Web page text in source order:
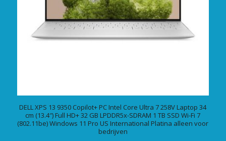
DELL XPS 13 9350 Copilot+ PC Intel Core Ultra 7 258V Laptop 34
cm (13.4″) Full HD+ 32 GB LPDDR5x-SDRAM 1 TB SSD Wi-Fi 7
(802.11be) Windows 11 Pro US International Platina alleen voor
bedrijven